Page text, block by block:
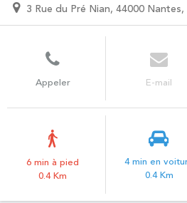
3 Rue du Pré Nian, 44000 Nantes,
Appeler E-mail
6 min à pied
0.4 Km
4 min en
0.4 Km